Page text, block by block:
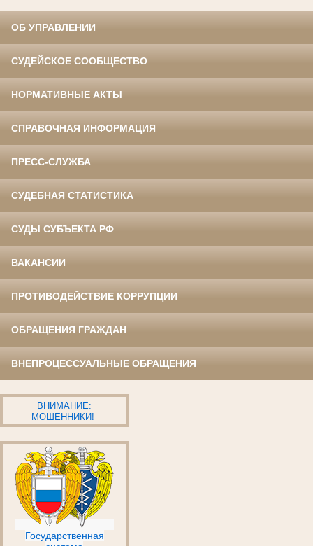
ОБ УПРАВЛЕНИИ
СУДЕЙСКОЕ СООБЩЕСТВО
НОРМАТИВНЫЕ АКТЫ
СПРАВОЧНАЯ ИНФОРМАЦИЯ
ПРЕСС-СЛУЖБА
СУДЕБНАЯ СТАТИСТИКА
СУДЫ СУБЪЕКТА РФ
ВАКАНСИИ
ПРОТИВОДЕЙСТВИЕ КОРРУПЦИИ
ОБРАЩЕНИЯ ГРАЖДАН
ВНЕПРОЦЕССУАЛЬНЫЕ ОБРАЩЕНИЯ
ВНИМАНИЕ:
МОШЕННИКИ!
Государственная